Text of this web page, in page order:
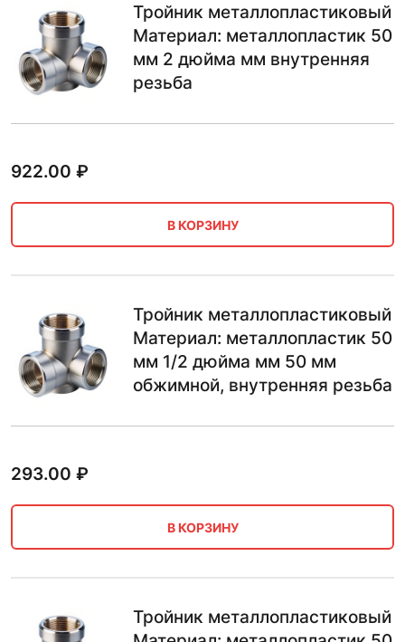
Тройник металлопластиковый
Материал: металлопластик 50
мм 2 дюйма мм внутренняя
резьба
922.00 ₽
В КОРЗИНУ
Тройник металлопластиковый
Материал: металлопластик 50
мм 1/2 дюйма мм 50 мм
обжимной, внутренняя резьба
293.00 ₽
В КОРЗИНУ
Тройник металлопластиковый